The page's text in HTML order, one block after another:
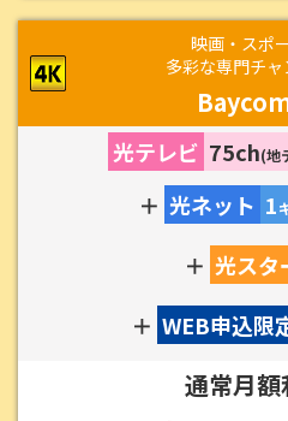
映画・スポ
多彩な専門チ
光テレビ 75ch(地
＋ 光ネット 1
＋ 光スタ
＋ WEB申込限
通常月